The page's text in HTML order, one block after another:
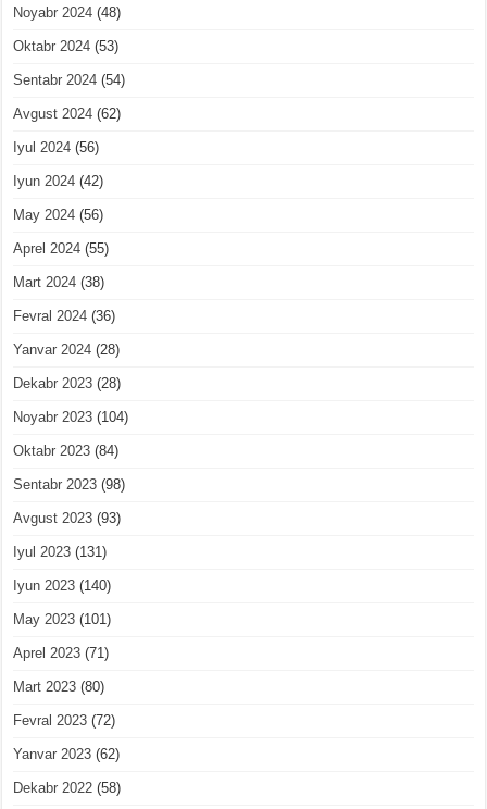
Noyabr 2024 (48)
Oktabr 2024 (53)
Sentabr 2024 (54)
Avgust 2024 (62)
Iyul 2024 (56)
Iyun 2024 (42)
May 2024 (56)
Aprel 2024 (55)
Mart 2024 (38)
Fevral 2024 (36)
Yanvar 2024 (28)
Dekabr 2023 (28)
Noyabr 2023 (104)
Oktabr 2023 (84)
Sentabr 2023 (98)
Avgust 2023 (93)
Iyul 2023 (131)
Iyun 2023 (140)
May 2023 (101)
Aprel 2023 (71)
Mart 2023 (80)
Fevral 2023 (72)
Yanvar 2023 (62)
Dekabr 2022 (58)